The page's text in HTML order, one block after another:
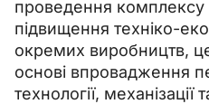
проведення комплексу
підвищення техніко-
окремих виробництв,
основі впровадження
технології, механізації